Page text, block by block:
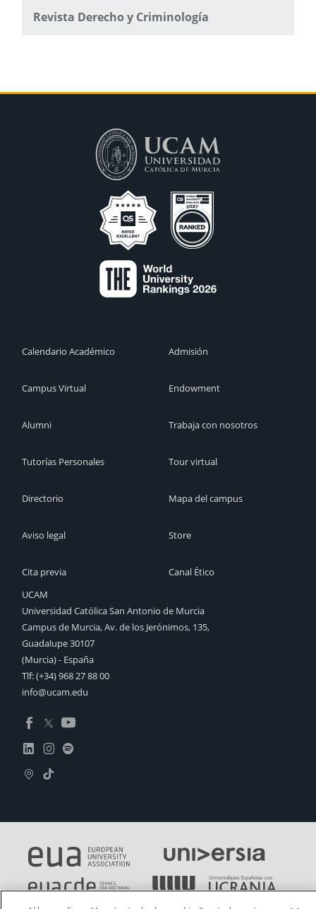
Revista Derecho y Criminología
Calendario Académico
Campus Virtual
Alumni
Tutorías Personales
Directorio
Aviso legal
Cita previa
Admisión
Endowment
Trabaja con nosotros
Tour virtual
Mapa del campus
Store
Canal Ético
UCAM
Universidad Católica San Antonio de Murcia
Campus de Murcia, Av. de los Jerónimos, 135,
Guadalupe 30107
(Murcia) - España
Tlf:(+34) 968 27 88 00
info@ucam.edu